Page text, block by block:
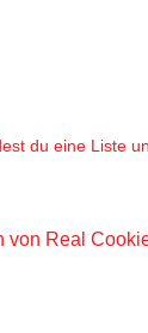
du eine Liste
von Real